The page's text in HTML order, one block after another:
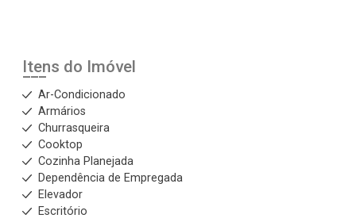
Itens do Imóvel
Ar-Condicionado
Armários
Churrasqueira
Cooktop
Cozinha Planejada
Dependência de Empregada
Elevador
Escritório